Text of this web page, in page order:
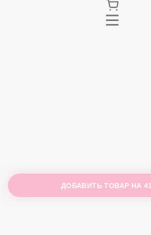
ДОБАВИТЬ ТОВАР НА